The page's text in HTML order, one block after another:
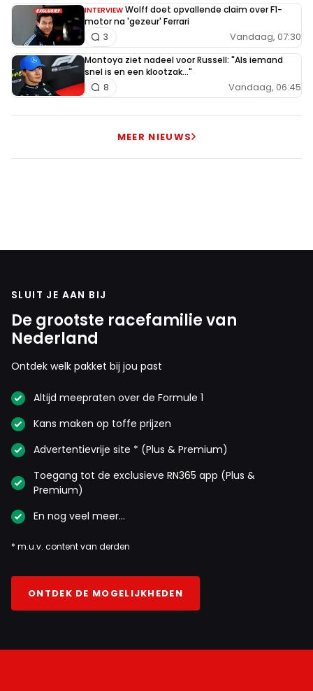
INTERVIEW Wolff doet opvallende claim over F1-
motor na 'gezeur' Ferrari
Vandaag, 07:30
3
Montoya ziet nadeel voor Russell: "Als iemand
snel is en een klootzak..."
Vandaag, 06:45
8
MEER NIEUWS
SLUIT JE AAN BIJ
De grootste racefamilie van
Nederland
Ontdek welk pakket bij jou past
Altijd meepraten over de Formule 1
Kans maken op toffe prijzen
Advertentievrije site * (Plus & Premium)
Toegang tot de exclusieve RN365 app (Plus &
Premium)
En nog veel meer…
* m.u.v. content van derden
ONTDEK DE MOGELIJKHEDEN